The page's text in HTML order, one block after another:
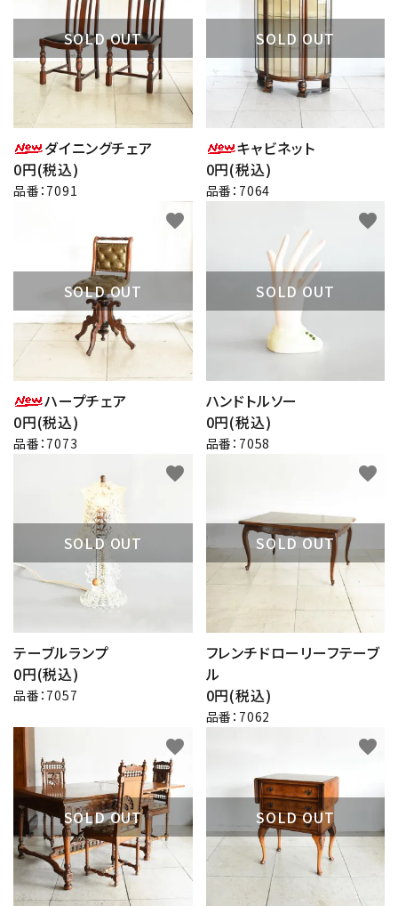
SOLD OUT
ダイニングチェア
0円(税込)
品番：7091
SOLD OUT
キャビネット
0円(税込)
品番：7064
SOLD OUT
ハープチェア
0円(税込)
品番：7073
favorite
SOLD OUT
ハンドトルソー
0円(税込)
品番：7058
favorite
SOLD OUT
テーブルランプ
0円(税込)
品番：7057
favorite
SOLD OUT
フレンチドローリーフテーブ
ル
0円(税込)
品番：7062
favorite
SOLD OUT
favorite
SOLD OUT
favorite